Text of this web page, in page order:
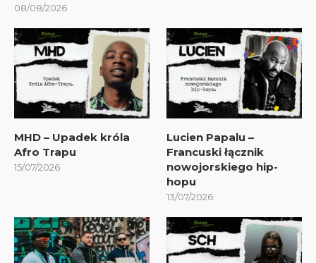
08/08/2026
MHD – Upadek króla
Afro Trapu
15/07/2026
Lucien Papalu –
Francuski łącznik
nowojorskiego hip-
hopu
13/07/2026